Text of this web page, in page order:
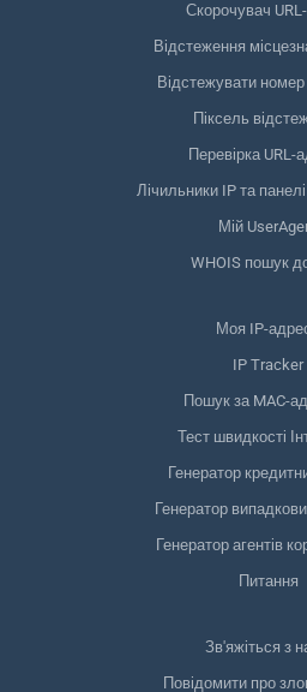
Скорочувач
Відстеження
Відстежувати
Піксель
Перевірка URL-
Лічильники IP та
Мій
WHOIS пошук
Моя IP-
IP Tracker
Пошук за MAC-
Тест швидкості
Генератор
Генератор
Генератор агентів
Питання
Зв'яжіться з
Повідомити про